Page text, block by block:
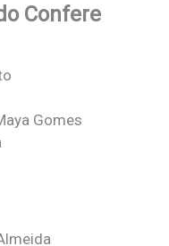
Confere
Gomes